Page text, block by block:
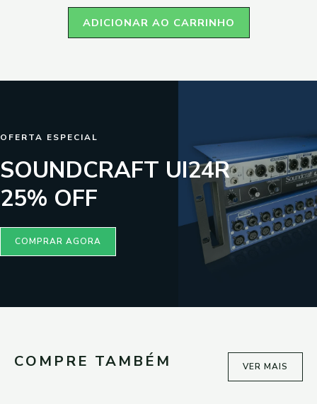
ADICIONAR AO CARRINHO
OFERTA ESPECIAL
SOUNDCRAFT UI24R
25% OFF
COMPRAR AGORA
COMPRE TAMBÉM​ VER MAIS